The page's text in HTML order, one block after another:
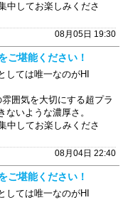
中してお楽しみくださ
08月05日 19:30
ご堪能ください！
しては唯一なのがHI
囲気を大切にする超プラ
いような濃厚さ。
中してお楽しみくださ
08月04日 22:40
ご堪能ください！
しては唯一なのがHI